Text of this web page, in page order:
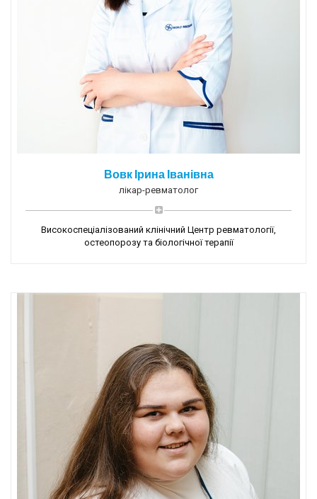
Вовк Ірина Іванівна
лікар-ревматолог
Високоспеціалізований клінічний Центр ревматології,
остеопорозу та біологічної терапії